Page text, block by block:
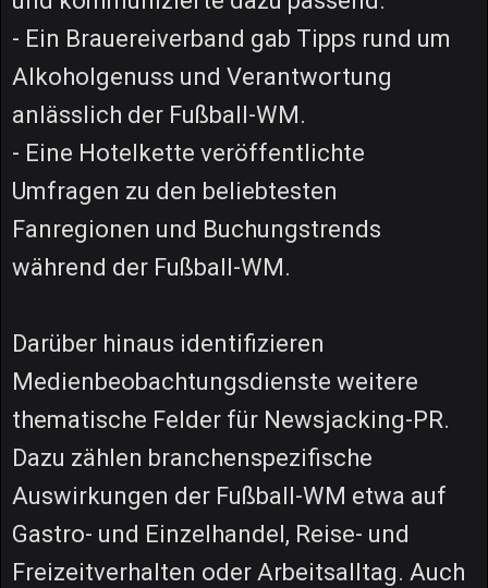
- Ein Brauereiverband gab Tipps rund um
Alkoholgenuss und Verantwortung
anlässlich der Fußball-WM.
- Eine Hotelkette veröffentlichte
Umfragen zu den beliebtesten
Fanregionen und Buchungstrends
während der Fußball-WM.
Darüber hinaus identifizieren
Medienbeobachtungsdienste weitere
thematische Felder für Newsjacking-PR.
Dazu zählen branchenspezifische
Auswirkungen der Fußball-WM etwa auf
Gastro- und Einzelhandel, Reise- und
Freizeitverhalten oder Arbeitsalltag. Auch